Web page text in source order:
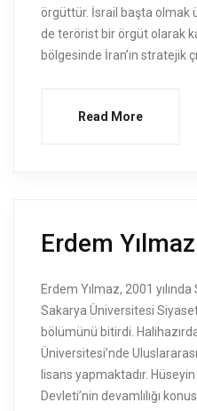
örgüttür. İsrail başta olmak
de terörist bir örgüt olarak
bölgesinde İran’ın stratejik
Read More
Erdem Yılmaz
Erdem Yılmaz, 2001
Sakarya Üniversitesi
bölümünü bitirdi.
Üniversitesi’nde
lisans yapmaktadır. Hüseyin
Devleti’nin devamlılığı